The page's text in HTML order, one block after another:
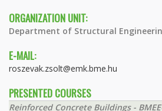
ORGANIZATION UNIT:
Department of Structural
E-MAIL:
roszevak.zsolt@emk.bme.hu
PRESENTED COURSES
Reinforced Concrete Buildings -